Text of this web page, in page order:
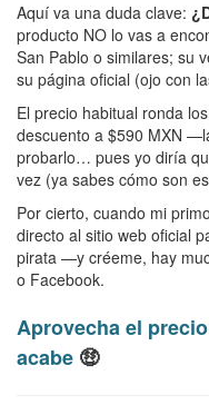
Aquí va una duda clave:
producto NO lo vas a
San Pablo o similares; su
su página oficial (ojo con
El precio habitual ronda
descuento a $590 MXN
probarlo… pues yo diría
vez (ya sabes cómo son
Por cierto, cuando mi
directo al sitio web oficial
pirata —y créeme, hay
o Facebook.
Aprovecha el
acabe 🤑